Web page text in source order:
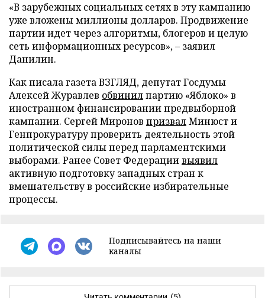
«В зарубежных социальных сетях в эту кампанию
уже вложены миллионы долларов. Продвижение
партии идет через алгоритмы, блогеров и целую
сеть информационных ресурсов», – заявил
Данилин.
Как писала газета ВЗГЛЯД, депутат Госдумы
Алексей Журавлев обвинилпартию «Яблоко» в
иностранном финансировании предвыборной
кампании. Сергей Миронов призвалМинюст и
Генпрокуратуру проверить деятельность этой
политической силы перед парламентскими
выборами. Ранее Совет Федерациивыявил
активную подготовку западных стран к
вмешательству в российские избирательные
процессы.
Подписывайтесь на наши
каналы